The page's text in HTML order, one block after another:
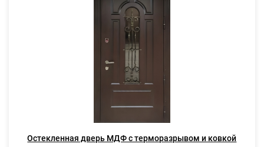
Остекленная дверь МДФ с терморазрывом и ковкой